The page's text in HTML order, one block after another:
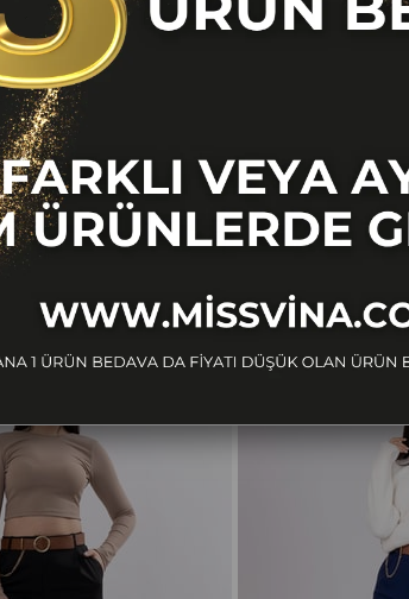
BENZER ÜRÜNLER
Ücretsiz
Kargo